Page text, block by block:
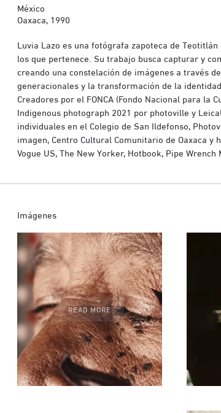
México
Oaxaca, 1990
Luvia Lazo es una fotógrafa zapoteca de
los que pertenece. Su trabajo busca capturar y
creando una constelación de imágenes a través
generacionales y la transformación de la
Creadores por el FONCA (Fondo Nacional para
Indigenous photograph 2021 por photoville y
individuales en el Colegio de San Ildefonso,
imagen, Centro Cultural Comunitario de Oaxaca
Vogue US, The New Yorker, Hotbook, Pipe Wrench
Imágenes
READ MORE